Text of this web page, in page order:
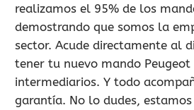
realizamos el 95% de los
demostrando que somos la
sector. Acude directamente al
tener tu nuevo mando
intermediarios. Y todo
garantía. No lo dudes,